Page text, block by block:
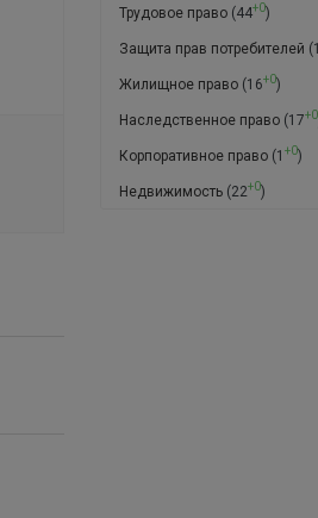
Трудовое право(44+0)
Защита прав потребителей
Жилищное право(16+0)
Наследственное право(17+0
Корпоративное право(1 +0)
Недвижимость(22+0)